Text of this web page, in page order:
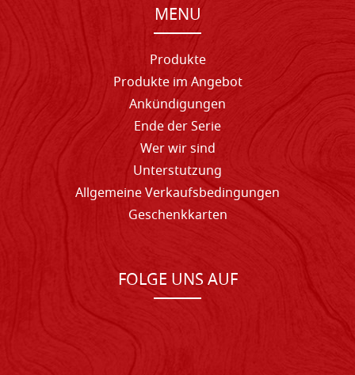
MENU
Produkte
Produkte im Angebot
Ankündigungen
Ende der Serie
Wer wir sind
Unterstutzung
Allgemeine Verkaufsbedingungen
Geschenkkarten
FOLGE UNS AUF